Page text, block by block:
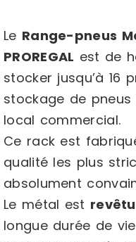
Le Range-pneus
PROREGAL est de
stocker jusqu’à 16
stockage de
local commercial.
Ce rack est
qualité les plus
absolument
Le métal est
longue durée de